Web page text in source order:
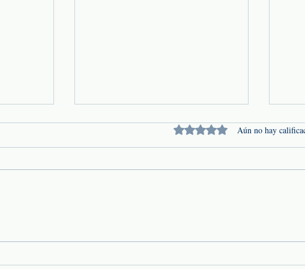
para los demás
Obtuvo 0 de 5 estrellas.
Aún no hay